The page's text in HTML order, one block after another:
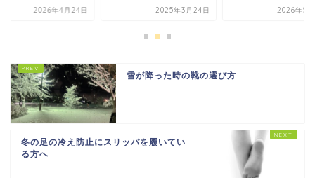
2026年4月24日 2025年3月24日 2026年5
雪が降った時の靴の選び方
冬の足の冷え防止にスリッパを履いてい
る方へ